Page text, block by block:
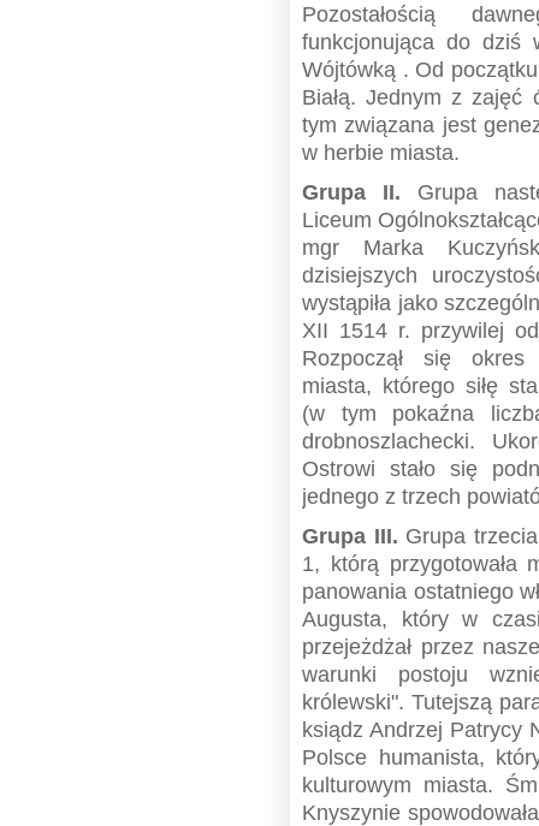
Pozostałością
funkcjonująca do dziś
Wójtówką . Od
Białą. Jednym z zajęć
tym związana jest
w herbie miasta.
Grupa II. Grupa
Liceum
mgr Marka
dzisiejszych
wystąpiła jako
XII 1514 r. przywilej
Rozpoczął się okres
miasta, którego siłę
(w tym pokaźna
drobnoszlachecki.
Ostrowi stało się
jednego z trzech
Grupa III. Grupa
1, którą przygotowała
panowania ostatniego
Augusta, który w
przejeżdżał przez
warunki postoju
królewski". Tutejszą
ksiądz Andrzej Patrycy
Polsce humanista,
kulturowym miasta.
Knyszynie